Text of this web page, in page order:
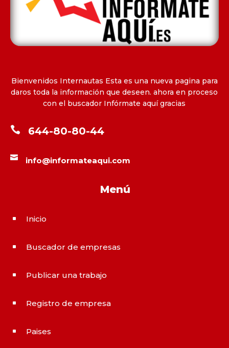
Bienvenidos Internautas Esta es una nueva pagina para
daros toda la información que deseen. ahora en proceso
con el buscador Infórmate aquí gracias
 644-80-80-44
 info@informateaqui.com
Menú
^ Inicio
^ Buscador de empresas
^ Publicar una trabajo
^ Registro de empresa
^ Paises